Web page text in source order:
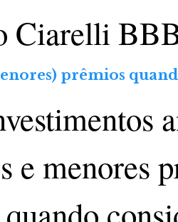
Ciarelli
prêmios
e menores